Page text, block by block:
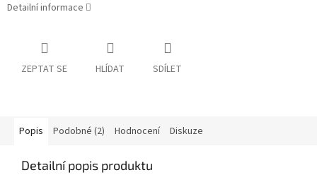
Detailní informace
ZEPTAT SE HLÍDAT SDÍLET
Popis Podobné (2) Hodnocení Diskuze
Detailní popis produktu